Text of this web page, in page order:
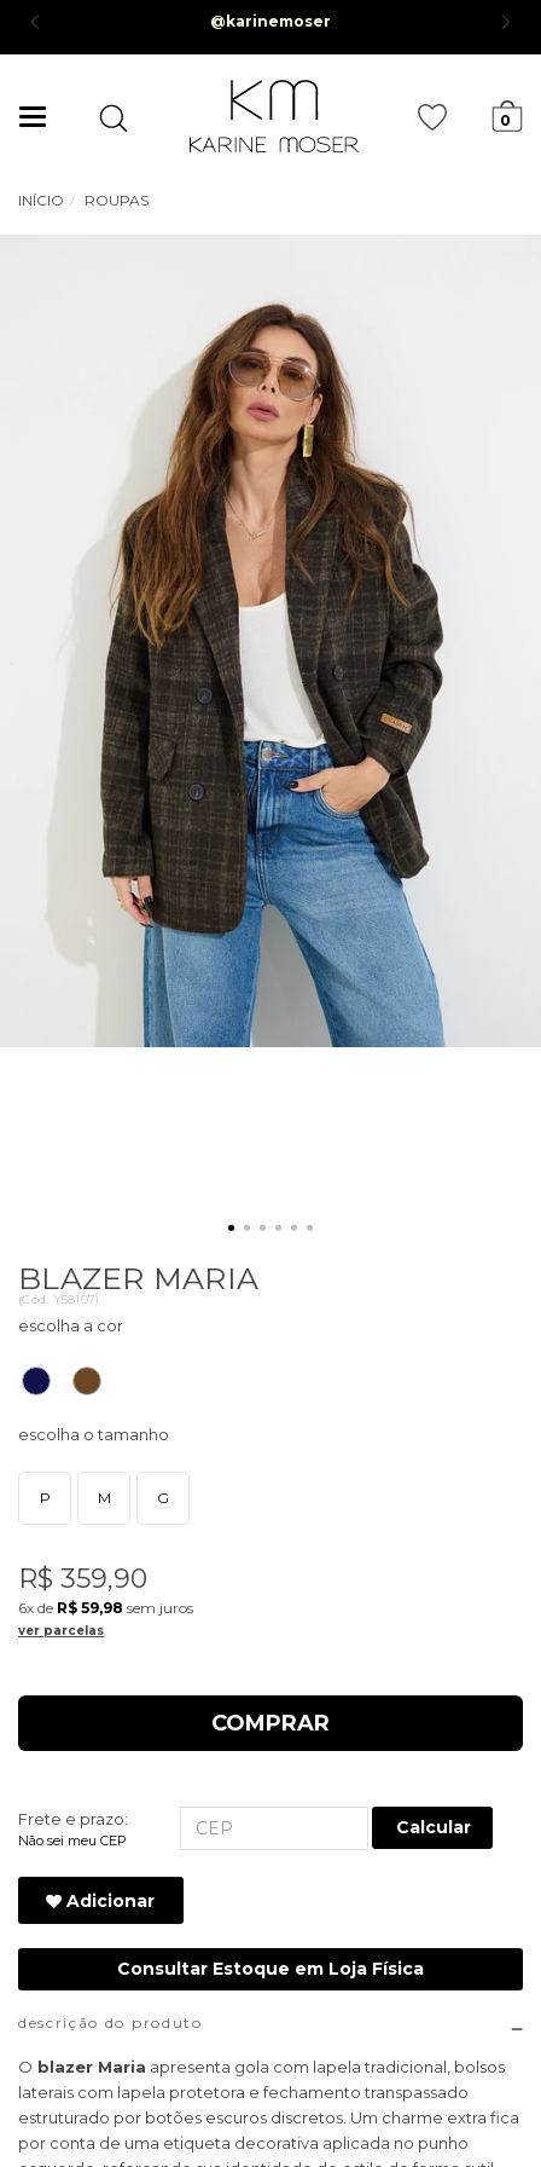
em até 6x sem juros *Parcela mínima de R$50,00*
Mudar
0
INÍCIO ROUPAS
BLAZER MARIA
(Cód. Y58107)
P M G
R$ 359,90
6x de R$ 59,98 sem juros
ver parcelas
COMPRAR
Frete e prazo:
Não sei meu CEP
Calcular
Adicionar
Consultar Estoque em Loja Física
descrição do produto
O blazer Maria apresenta gola com lapela tradicional, bolsos
laterais com lapela protetora e fechamento transpassado
estruturado por botões escuros discretos. Um charme extra fica
por conta de uma etiqueta decorativa aplicada no punho